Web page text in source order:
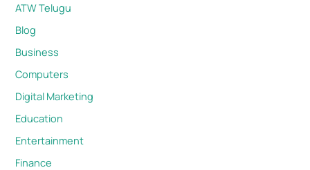
ATW Telugu
Blog
Business
Computers
Digital Marketing
Education
Entertainment
Finance